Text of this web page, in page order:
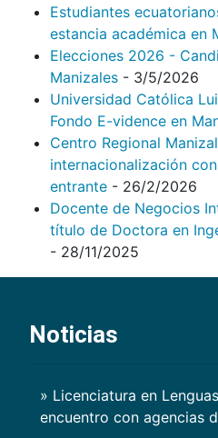
Estudiantes
estancia académica en
Elecciones 2026 -
Manizales - 3/5/2026
Universidad Católica
Fondo E-vidence en
Centro Regional
internacionalización
entrante - 26/2/2026
Docente de Negocios
título de Doctora en
- 28/11/2025
Noticias
» Licenciatura en
encuentro con agencias